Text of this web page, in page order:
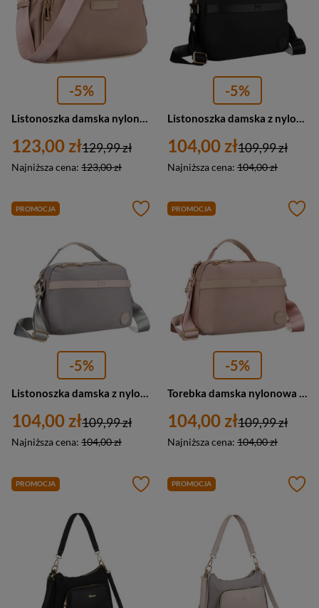
-5%
123,00 zł
Najniższa cena: 123,00 zł
129,99 zł
-5%
104,00 zł
Najniższa cena: 104,00 zł
109,99 zł
PROMOCJA
-5%
Listonoszka damska z nylonu miejska Peterson JN-13 mała szara zamykana suwakiem
104,00 zł
Najniższa cena: 104,00 zł
109,99 zł
PROMOCJA
-5%
Torebka damska nylonowa listonoszka miejska Peterson JN-13 mała różowa
104,00 zł
Najniższa cena: 104,00 zł
109,99 zł
PROMOCJA PROMOCJA